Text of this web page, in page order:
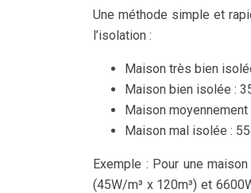
Une méthode simple et
l’isolation :
Maison très bien
Maison bien isolée :
Maison
Maison mal isolée :
Exemple : Pour une
(45W/m³ x 120m³) et